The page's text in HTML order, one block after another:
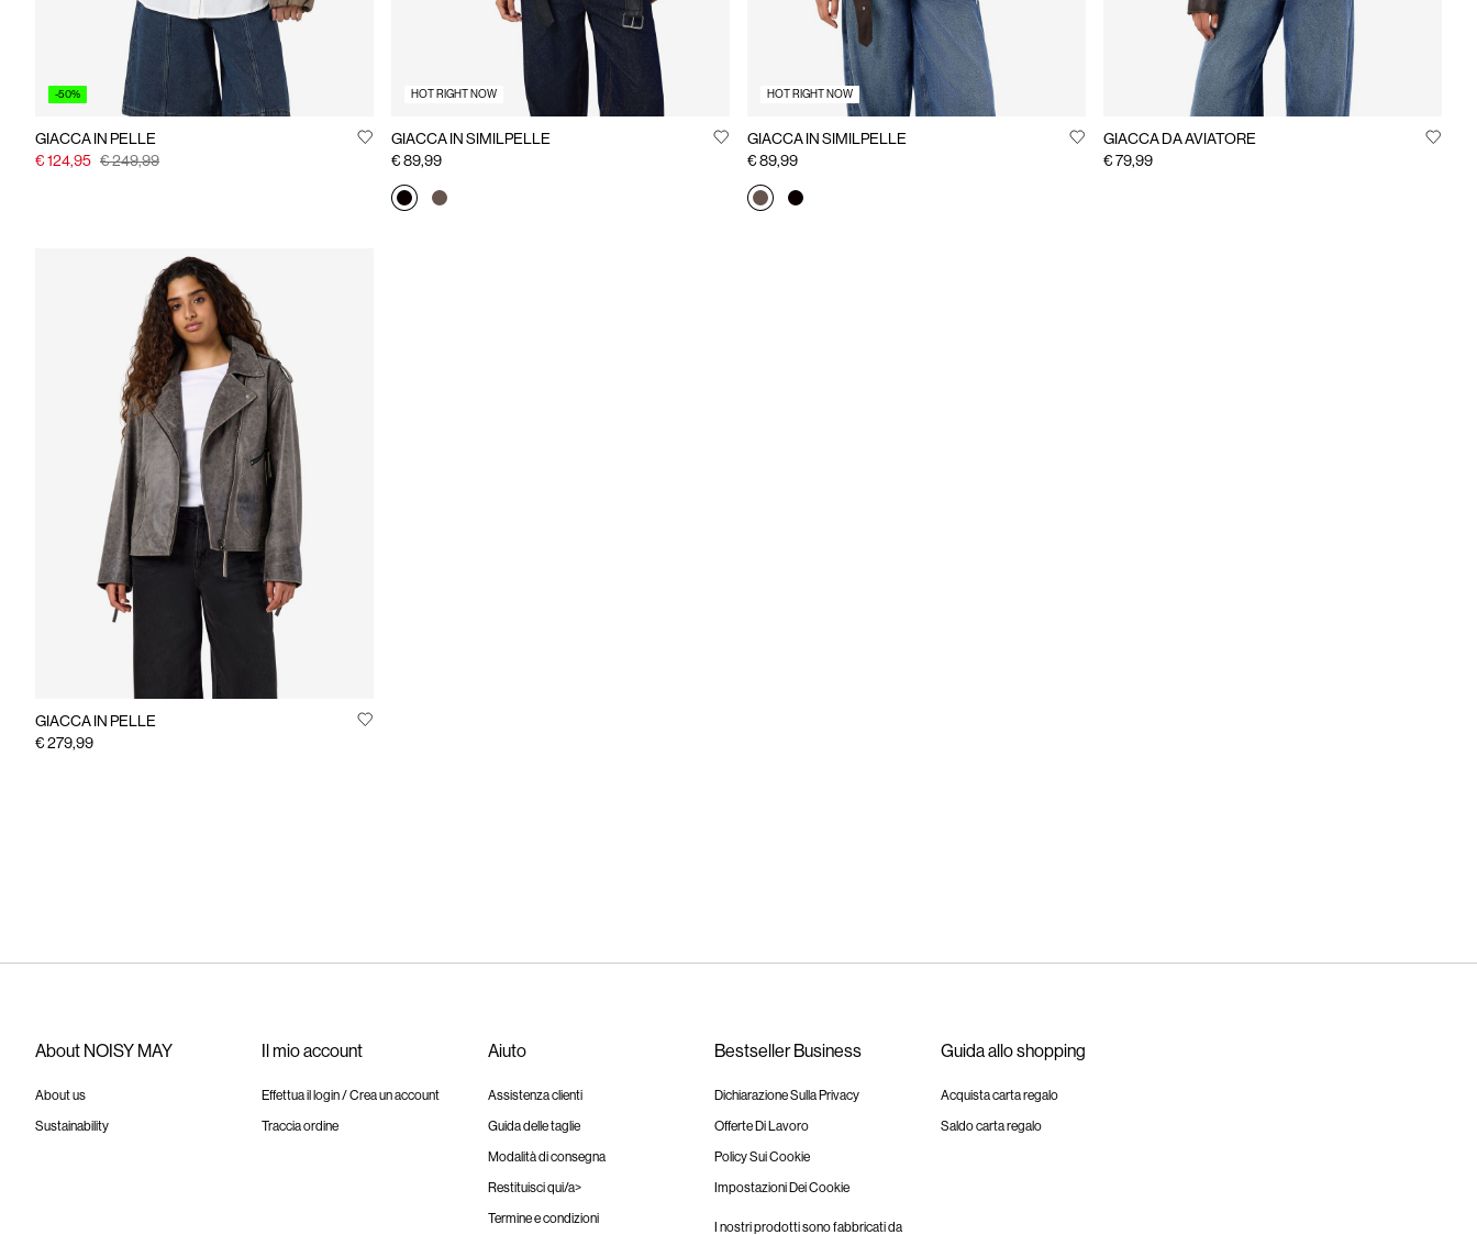
-50%
GIACCA IN PELLE
€ 124,95 € 249,99
HOT RIGHT NOW
GIACCA IN SIMILPELLE
€ 89,99
HOT RIGHT NOW
GIACCA IN SIMILPELLE
€ 89,99
GIACCA DA AVIATORE
€ 79,99
GIACCA IN PELLE
€ 279,99
About NOISY MAY
About us
Sustainability
Il mio account
Effettua il login / Crea un account
Traccia ordine
Aiuto
Assistenza clienti
Guida delle taglie
Modalità di consegna
Restituisci qui/a>
Termine e condizioni
Bestseller Business
Dichiarazione Sulla Privacy
Offerte Di Lavoro
Policy Sui Cookie
Impostazioni Dei Cookie
I nostri prodotti sono fabbricati da
Guida allo shopping
Acquista carta regalo
Saldo carta regalo